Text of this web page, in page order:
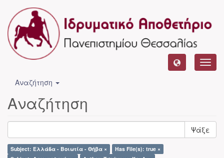
Αναζήτηση
Αναζήτηση
Ψάξε
Subject: Ελλάδα - Βοιωτία - Θήβα ×
Has File(s): true ×